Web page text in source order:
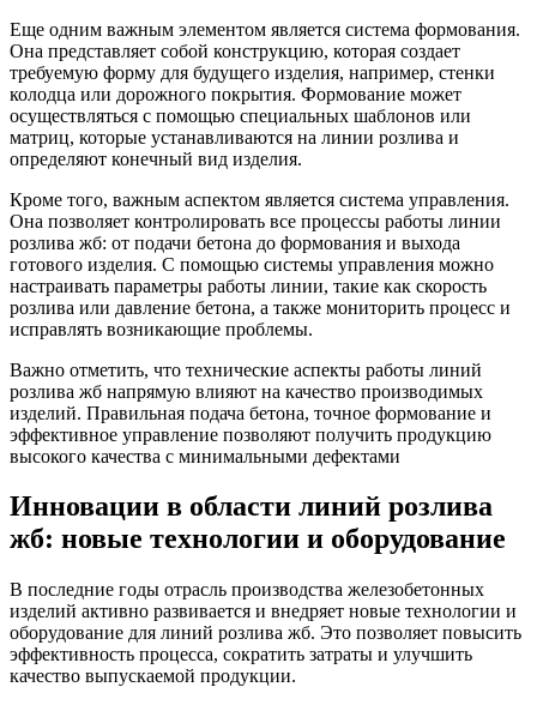
Еще одним важным элементом является система формования.
Она представляет собой конструкцию, которая создает
требуемую форму для будущего изделия, например, стенки
колодца или дорожного покрытия. Формование может
осуществляться с помощью специальных шаблонов или
матриц, которые устанавливаются на линии розлива и
определяют конечный вид изделия.
Кроме того, важным аспектом является система управления.
Она позволяет контролировать все процессы работы линии
розлива жб: от подачи бетона до формования и выхода
готового изделия. С помощью системы управления можно
настраивать параметры работы линии, такие как скорость
розлива или давление бетона, а также мониторить процесс и
исправлять возникающие проблемы.
Важно отметить, что технические аспекты работы линий
розлива жб напрямую влияют на качество производимых
изделий. Правильная подача бетона, точное формование и
эффективное управление позволяют получить продукцию
высокого качества с минимальными дефектами
Инновации в области линий розлива
жб: новые технологии и оборудование
В последние годы отрасль производства железобетонных
изделий активно развивается и внедряет новые технологии и
оборудование для линий розлива жб. Это позволяет повысить
эффективность процесса, сократить затраты и улучшить
качество выпускаемой продукции.